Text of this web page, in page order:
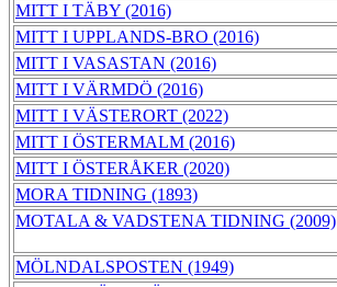
MITT I TÄBY (2016)
MITT I UPPLANDS-BRO (2016)
MITT I VASASTAN (2016)
MITT I VÄRMDÖ (2016)
MITT I VÄSTERORT (2022)
MITT I ÖSTERMALM (2016)
MITT I ÖSTERÅKER (2020)
MORA TIDNING (1893)
MOTALA & VADSTENA TIDNING (2009)
MÖLNDALSPOSTEN (1949)